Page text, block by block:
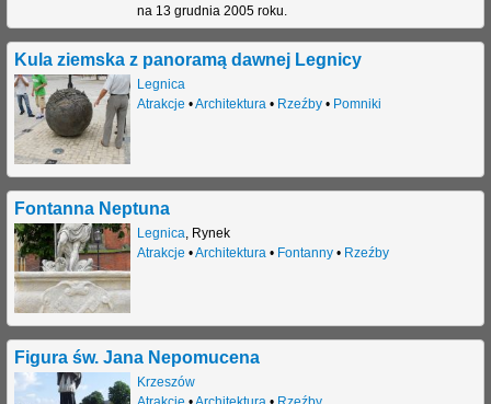
na 13 grudnia 2005 roku.
Kula ziemska z panoramą dawnej Legnicy
Legnica
Atrakcje •Architektura• Rzeźby• Pomniki
Fontanna Neptuna
Legnica, Rynek
Atrakcje •Architektura• Fontanny• Rzeźby
Figura św. Jana Nepomucena
Krzeszów